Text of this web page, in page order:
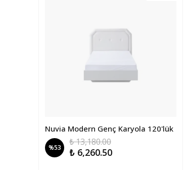
Nuvia Modern Genç Karyola 120'lük
%53
₺ 13,180.00
₺ 6,260.50